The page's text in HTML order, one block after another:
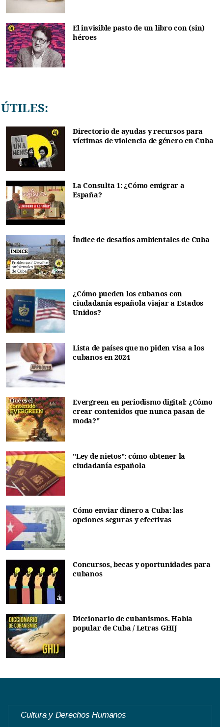
El invisible pasto de un libro con (sin)
héroes
ÚTILES:
Directorio de ayudas y recursos para
víctimas de violencia de género en Cuba
La Consulta 1: ¿Cómo emigrar a
España?
Índice de desafíos ambientales de Cuba
¿Cómo pueden los cubanos con
ciudadanía española viajar a Estados
Unidos?
Lista de países que no piden visa a los
cubanos en 2024
Evergreen en periodismo digital: ¿Cómo
crear contenidos que nunca pasan de
moda?"
"Ley de nietos": cómo obtener la
ciudadanía española
Cómo enviar dinero a Cuba: las
opciones seguras y efectivas
Concursos, becas y oportunidades para
cubanos
Diccionario de cubanismos. Habla
popular de Cuba / Letras GHIJ
Cultura y Derechos Humanos